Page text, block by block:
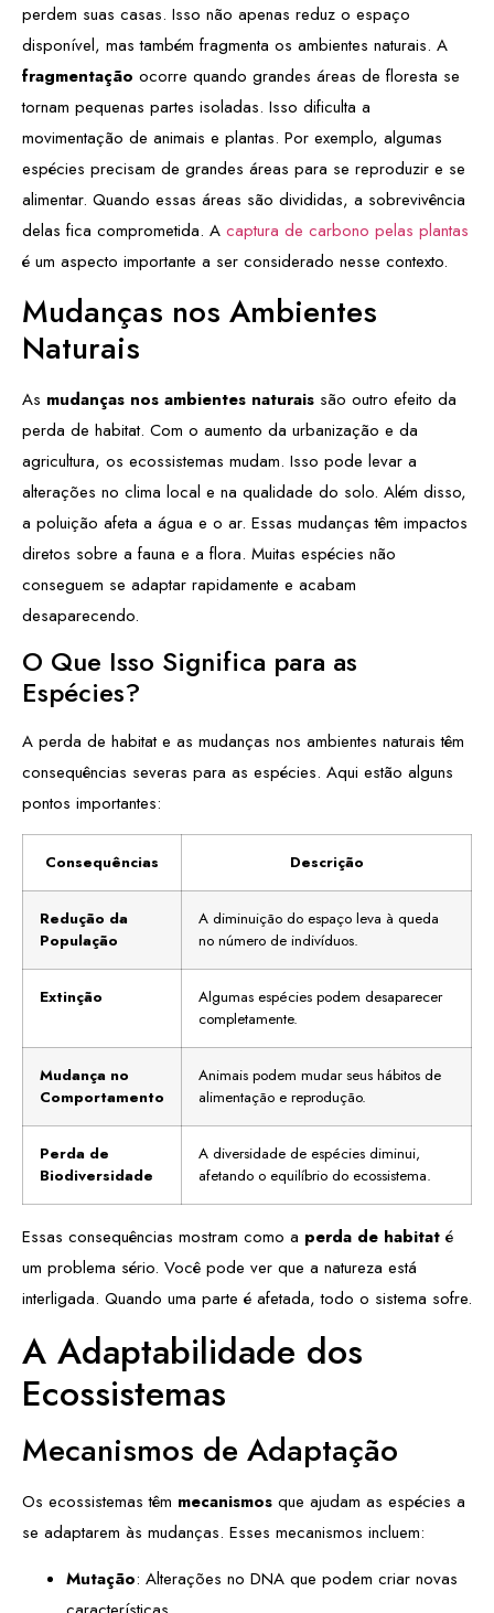
perdem suas casas. Isso não apenas reduz o espaço
disponível, mas também fragmenta os ambientes naturais. A
fragmentação ocorre quando grandes áreas de floresta se
tornam pequenas partes isoladas. Isso dificulta a
movimentação de animais e plantas. Por exemplo, algumas
espécies precisam de grandes áreas para se reproduzir e se
alimentar. Quando essas áreas são divididas, a sobrevivência
delas fica comprometida. A captura de carbono pelas plantas
é um aspecto importante a ser considerado nesse contexto.
Mudanças nos Ambientes
Naturais
As mudanças nos ambientes naturais são outro efeito da
perda de habitat. Com o aumento da urbanização e da
agricultura, os ecossistemas mudam. Isso pode levar a
alterações no clima local e na qualidade do solo. Além disso,
a poluição afeta a água e o ar. Essas mudanças têm impactos
diretos sobre a fauna e a flora. Muitas espécies não
conseguem se adaptar rapidamente e acabam
desaparecendo.
O Que Isso Significa para as
Espécies?
A perda de habitat e as mudanças nos ambientes naturais têm
consequências severas para as espécies. Aqui estão alguns
pontos importantes:
Consequências Descrição
Redução da
População
A diminuição do espaço leva à queda
no número de indivíduos.
Extinção
Algumas espécies podem desaparecer
completamente.
Mudança no
Comportamento
Animais podem mudar seus hábitos de
alimentação e reprodução.
Perda de
Biodiversidade
A diversidade de espécies diminui,
afetando o equilíbrio do ecossistema.
Essas consequências mostram como a perda de habitat é
um problema sério. Você pode ver que a natureza está
interligada. Quando uma parte é afetada, todo o sistema sofre.
A Adaptabilidade dos
Ecossistemas
Mecanismos de Adaptação
Os ecossistemas têm mecanismos que ajudam as espécies a
se adaptarem às mudanças. Esses mecanismos incluem:
Mutação: Alterações no DNA que podem criar novas